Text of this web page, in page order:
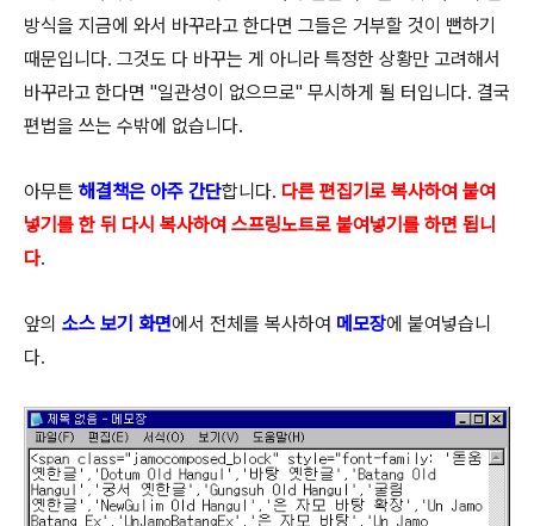
방식을 지금에 와서 바꾸라고 한다면 그들은 거부할 것이 뻔하기
때문입니다. 그것도 다 바꾸는 게 아니라 특정한 상황만 고려해서
바꾸라고 한다면 "일관성이 없으므로" 무시하게 될 터입니다. 결국
편법을 쓰는 수밖에 없습니다.
아무튼 해결책은 아주 간단합니다. 다른 편집기로 복사하여 붙여
넣기를 한 뒤 다시 복사하여 스프링노트로 붙여넣기를 하면 됩니
다.
앞의 소스 보기 화면에서 전체를 복사하여 메모장에 붙여넣습니
다.